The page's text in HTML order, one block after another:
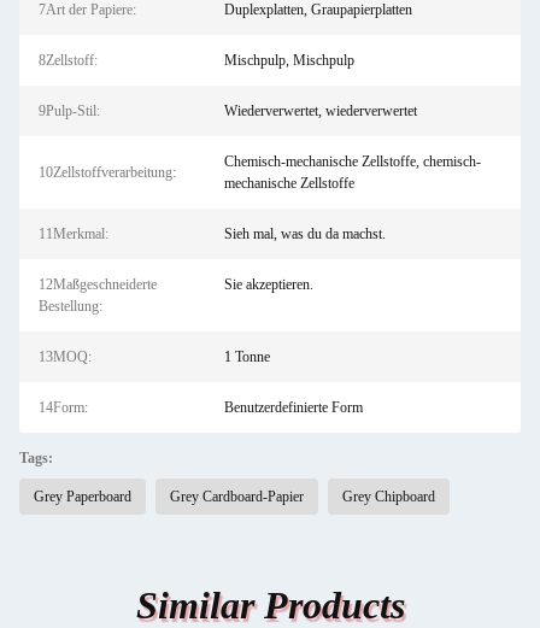
7Art der Papiere: Duplexplatten, Graupapierplatten
8Zellstoff: Mischpulp, Mischpulp
9Pulp-Stil: Wiederverwertet, wiederverwertet
10Zellstoffverarbeitung:
Chemisch-mechanische Zellstoffe, chemisch-
mechanische Zellstoffe
11Merkmal: Sieh mal, was du da machst.
12Maßgeschneiderte
Bestellung:
Sie akzeptieren.
13MOQ: 1 Tonne
14Form: Benutzerdefinierte Form
Tags:
Grey Paperboard Grey Cardboard-Papier Grey Chipboard
Similar Products